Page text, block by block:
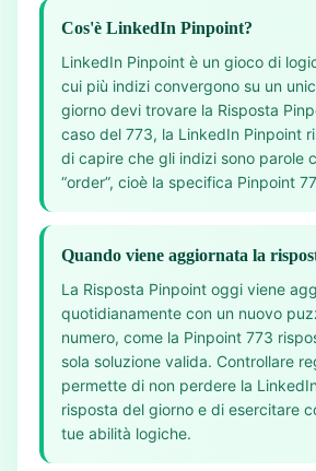
Cos'è LinkedIn Pinpoint?
LinkedIn Pinpoint è un gioco di
cui più indizi convergono su un
giorno devi trovare la Risposta
caso del 773, la LinkedIn Pinpoint
di capire che gli indizi sono parole
“order”, cioè la specifica Pinpoint
Quando viene aggiornata la
La Risposta Pinpoint oggi viene
quotidianamente con un nuovo
numero, come la Pinpoint 773
sola soluzione valida. Controllare
permette di non perdere la
risposta del giorno e di esercitare
tue abilità logiche.